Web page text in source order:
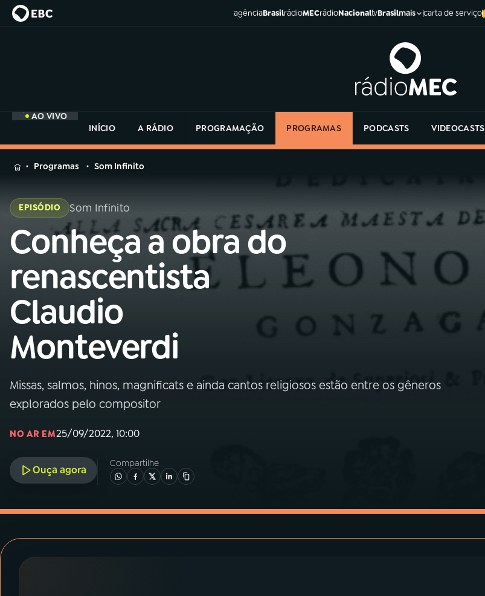
agênciaBrasilrádioMECrádioNacionaltvBrasilmais carta de serviço
AO VIVO
INÍCIO
A RÁDIO PROGRAMAÇÃO PROGRAMAS PODCASTS VIDEOCASTS
MENU
Buscar
na
Rádio
MEC
Buscar
AO VIVO
01INÍCIO
02A RÁDIO
03 PROGRAMAÇÃO
na
Rádio
Programas Som Infinito
EPISÓDIO Som Infinito
Conheça a obra do
renascentista
Claudio
Monteverdi
Missas, salmos, hinos, magnificats e ainda cantos religiosos estão entre os gêneros
explorados pelo compositor
NO AR EM25/09/2022, 10:00
Ouça agora
Compartilhe